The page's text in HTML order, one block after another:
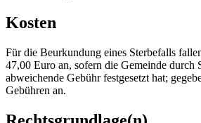
Kosten
Für die Beurkundung eines Sterbefalls
47,00 Euro an, sofern die Gemeinde durch
abweichende Gebühr festgesetzt hat;
Gebühren an.